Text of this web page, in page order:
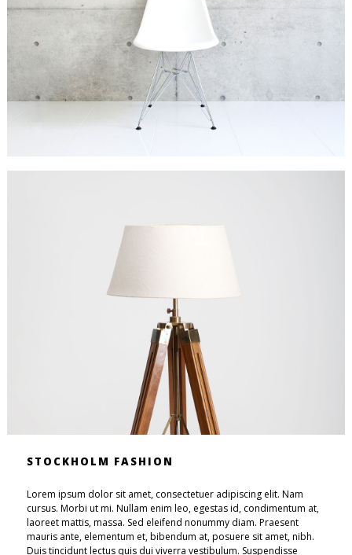
STOCKHOLM FASHION
Lorem ipsum dolor sit amet, consectetuer adipiscing elit. Nam
cursus. Morbi ut mi. Nullam enim leo, egestas id, condimentum at,
laoreet mattis, massa. Sed eleifend nonummy diam. Praesent
mauris ante, elementum et, bibendum at, posuere sit amet, nibh.
Duis tincidunt lectus quis dui viverra vestibulum. Suspendisse